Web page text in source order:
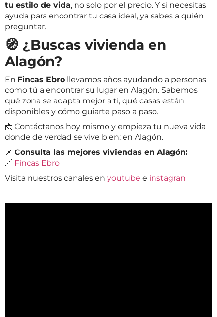
tu estilo de vida, no solo por el precio. Y si necesitas
ayuda para encontrar tu casa ideal, ya sabes a quién
preguntar.
🧭 ¿Buscas vivienda en
Alagón?
En Fincas Ebro llevamos años ayudando a personas
como tú a encontrar su lugar en Alagón. Sabemos
qué zona se adapta mejor a ti, qué casas están
disponibles y cómo guiarte paso a paso.
📩 Contáctanos hoy mismo y empieza tu nueva vida
donde de verdad se vive bien: en Alagón.
📌 Consulta las mejores viviendas en Alagón:
🔗 Fincas Ebro
Visita nuestros canales en youtube e instagran